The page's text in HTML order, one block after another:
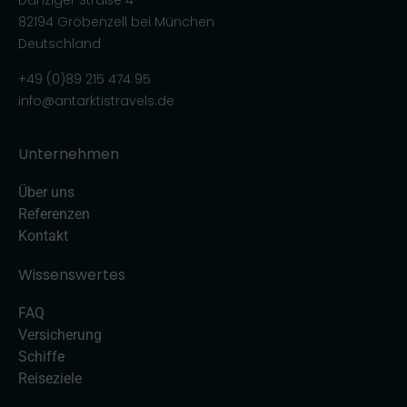
82194 Gröbenzell bei München
Deutschland
+49 (0)89 215 474 95
info@antarktistravels.de
Unternehmen
Über uns
Referenzen
Kontakt
Wissenswertes
FAQ
Versicherung
Schiffe
Reiseziele